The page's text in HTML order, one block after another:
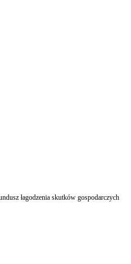
łagodzenia skutków gospodarczych